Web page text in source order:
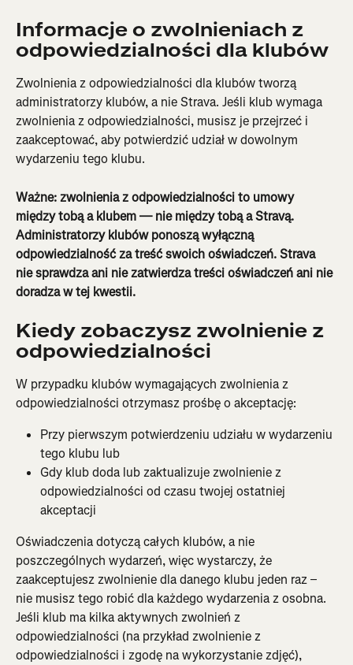
Informacje o zwolnieniach z
odpowiedzialności dla klubów
Zwolnienia z odpowiedzialności dla klubów tworzą
administratorzy klubów, a nie Strava. Jeśli klub wymaga
zwolnienia z odpowiedzialności, musisz je przejrzeć i
zaakceptować, aby potwierdzić udział w dowolnym
wydarzeniu tego klubu.
Ważne: zwolnienia z odpowiedzialności to umowy
między tobą a klubem — nie między tobą a Stravą.
Administratorzy klubów ponoszą wyłączną
odpowiedzialność za treść swoich oświadczeń. Strava
nie sprawdza ani nie zatwierdza treści oświadczeń ani nie
doradza w tej kwestii.
Kiedy zobaczysz zwolnienie z
odpowiedzialności
W przypadku klubów wymagających zwolnienia z
odpowiedzialności otrzymasz prośbę o akceptację:
Przy pierwszym potwierdzeniu udziału w wydarzeniu
tego klubu lub
Gdy klub doda lub zaktualizuje zwolnienie z
odpowiedzialności od czasu twojej ostatniej
akceptacji
Oświadczenia dotyczą całych klubów, a nie
poszczególnych wydarzeń, więc wystarczy, że
zaakceptujesz zwolnienie dla danego klubu jeden raz –
nie musisz tego robić dla każdego wydarzenia z osobna.
Jeśli klub ma kilka aktywnych zwolnień z
odpowiedzialności (na przykład zwolnienie z
odpowiedzialności i zgodę na wykorzystanie zdjęć),